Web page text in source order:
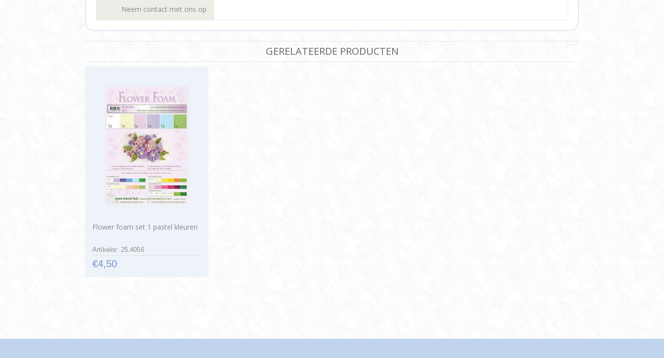
Neem contact met ons op
GERELATEERDE PRODUCTEN
Flower foam set 1 pastel kleuren
Artikelnr: 25.4056
€4,50